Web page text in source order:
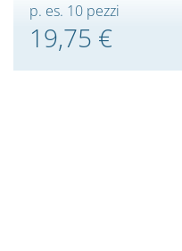
p. es. 10 pezzi
19,75 €